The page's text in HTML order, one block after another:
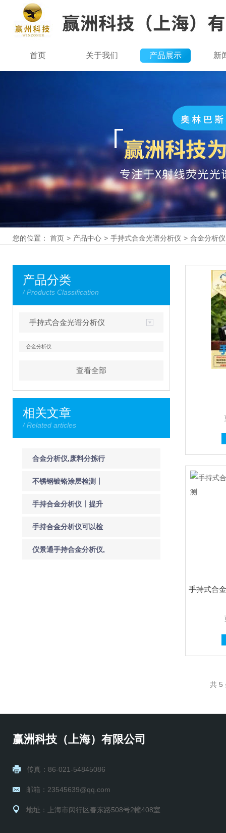
首页 关于我们 产品展示 新
您的位置： 首页 > 产品中心 > 手持式合金光谱分析仪 > 合金分析仪
产品分类
/ Products Classification
手持式合金光谱分析仪
合金分析仪
查看全部
相关文章
/ Related articles
合金分析仪,废料分拣行
业的元素检测利器
不锈钢镀铬涂层检测丨
手持合金分析仪的优势
手持合金分析仪丨提升
合金检测效率创新的关
键
手持合金分析仪可以检
测哪些金属
仪景通手持合金分析仪,
手持式合
共 5
赢洲科技（上海）有限公司
传真：86-021-54845086
邮箱：23545639@qq.com
地址：上海市闵行区春东路508号2幢408室